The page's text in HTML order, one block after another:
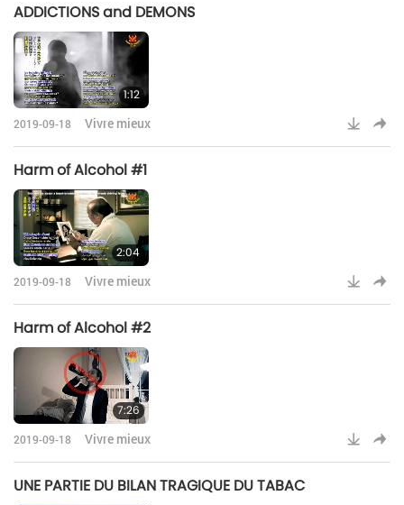
affectés négativement par
ADDICTIONS and DEMONS
1:12
2019-09-18 Vivre mieux
Harm of Alcohol #1
2:04
2019-09-18 Vivre mieux
Harm of Alcohol #2
7:26
2019-09-18 Vivre mieux
UNE PARTIE DU BILAN TRAGIQUE DU TABAC